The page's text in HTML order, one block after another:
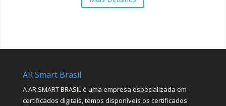
AR Smart Brasil
A AR SMART BRASIL é uma empresa especializada em
certificados digitais, temos disponíveis os certificados